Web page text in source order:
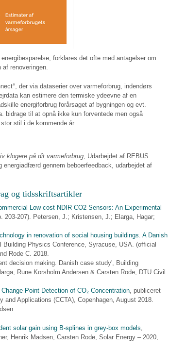
forklares det ofte med antagelser om
renoveringen.
der via dataserier over varmeforbrug, indendørs
kan estimere den termiske ydeevne af en
energiforbrug forårsaget af bygningen og evt.
til at opnå ikke kun forventede men også
stil i de kommende år.
klogere på dit varmeforbrug, Udarbejdet af REBUS
energiadfærd gennem beboerfeedback, udarbejdet af
og tidsskriftsartikler
Low-cost NDIR CO2 Sensors: An Experimental
203-207). Petersen, J.; Kristensen, J.; Elarga, Hagar;
in renovation of social housing buildings. A Danish
Building Physics Conference, Syracuse, USA. (official
Rode C. 2018.
decision making. Danish case study', Building
Rune Korsholm Andersen & Carsten Rode, DTU Civil
Point Detection of CO₂ Concentration, publiceret
Applications (CCTA), Copenhagen, August 2018.
solar gain using B-splines in grey-box models,
Henrik Madsen, Carsten Rode, Solar Energy – 2020,